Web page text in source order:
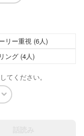
リー重視 (6人)
ング (4人)
てください。